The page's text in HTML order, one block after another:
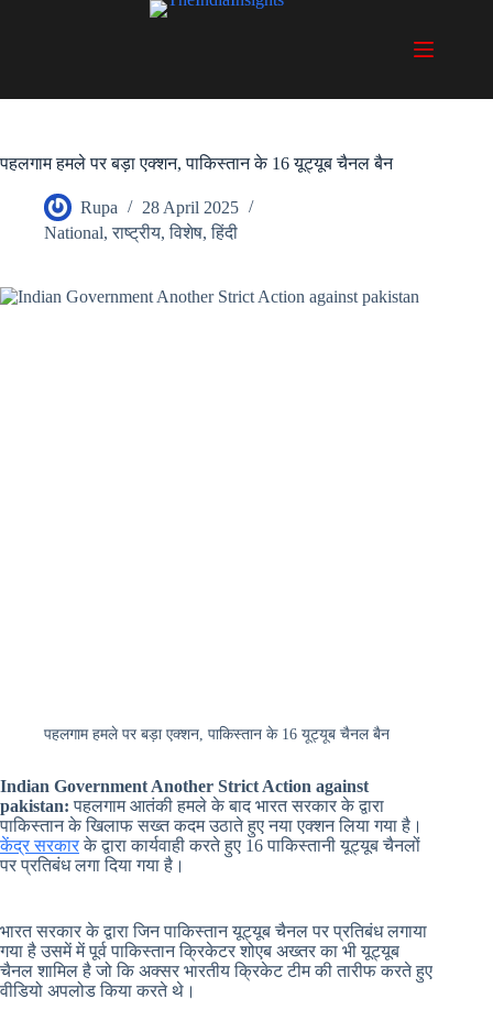
पहलगाम हमले पर बड़ा एक्शन, पाकिस्तान के 16 यूट्यूब चैनल बैन
Rupa
28 April 2025
National,राष्ट्रीय,विशेष,हिंदी
पहलगाम हमले पर बड़ा एक्शन, पाकिस्तान के 16 यूट्यूब चैनल बैन
Indian Government Another Strict Action against
pakistan: पहलगाम आतंकी हमले के बाद भारत सरकार के द्वारा
पाकिस्तान के खिलाफ सख्त कदम उठाते हुए नया एक्शन लिया गया है।
केंद्र सरकारके द्वारा कार्यवाही करते हुए 16 पाकिस्तानी यूट्यूब चैनलों
पर प्रतिबंध लगा दिया गया है।
भारत सरकार के द्वारा जिन पाकिस्तान यूट्यूब चैनल पर प्रतिबंध लगाया
गया है उसमें में पूर्व पाकिस्तान क्रिकेटर शोएब अख्तर का भी यूट्यूब
चैनल शामिल है जो कि अक्सर भारतीय क्रिकेट टीम की तारीफ करते हुए
वीडियो अपलोड किया करते थे।